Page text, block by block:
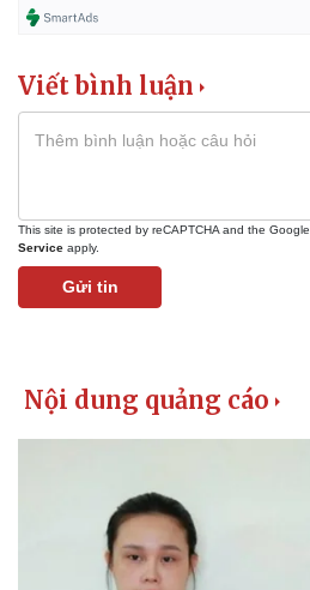
Viết bình luận
This site is protected by reCAPTCHA and the Google
Service apply.
Gửi tin